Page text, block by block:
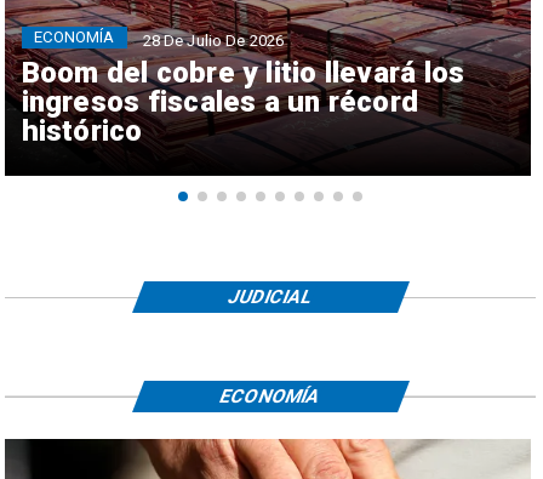
Boom del cobre y litio llevará los
ingresos fiscales a un récord
histórico
ECONOMÍA 28 De Julio De 2026
JUDICIAL
ECONOMÍA